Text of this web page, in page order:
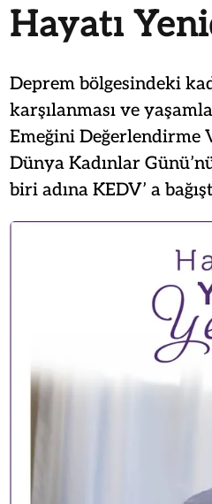
Hayatı
Deprem bölgesindeki
karşılanması ve
Emeğini Değerlendirme
Dünya Kadınlar
biri adına KEDV’ a